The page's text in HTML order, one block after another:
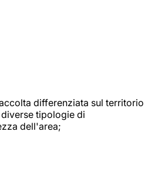
differenziata sul territorio
tipologie di
dell'area;